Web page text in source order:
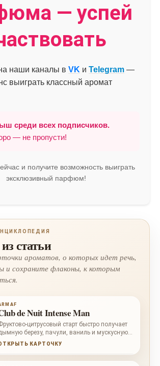
— успей
наши каналы в VK и Telegram —
выиграть классный аромат
среди всех подписчиков.
— не пропусти!
и получите возможность выиграть
эксклюзивный парфюм!
статьи
ароматов, о которых идет речь,
и сохраните флаконы, к которым
de Nuit Intense Man
цитрусовый старт быстро получает
березу, пачули, ваниль и мускусную
КАРТОЧКУ